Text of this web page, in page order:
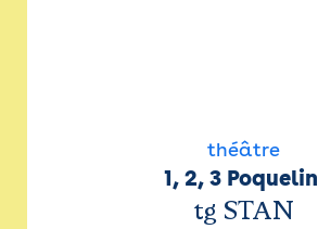
théâtre
1, 2, 3 Poquelin
tg STAN